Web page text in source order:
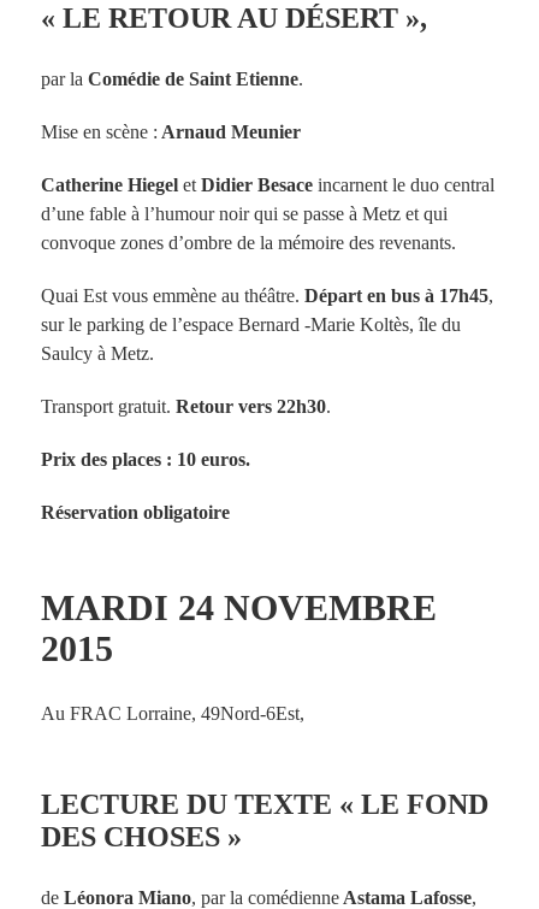
« LE RETOUR AU DÉSERT »,
par la Comédie de Saint Etienne.
Mise en scène : Arnaud Meunier
Catherine Hiegelet Didier Besaceincarnent le duo central
d’une fable à l’humour noir qui se passe à Metz et qui
convoque zones d’ombre de la mémoire des revenants.
Quai Est vous emmène au théâtre. Départ en bus à 17h45,
sur le parking de l’espace Bernard -Marie Koltès, île du
Saulcy à Metz.
Transport gratuit. Retour vers 22h30.
Prix des places : 10 euros.
Réservation obligatoire
MARDI 24 NOVEMBRE
2015
Au FRAC Lorraine, 49Nord-6Est,
LECTURE DU TEXTE « LE FOND
DES CHOSES »
de Léonora Miano, par la comédienneAstama Lafosse,